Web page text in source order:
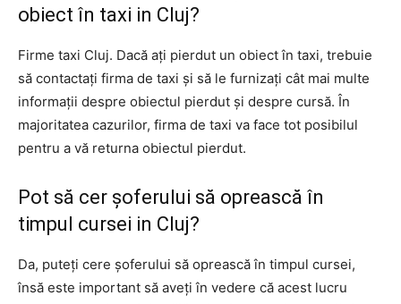
obiect în taxi in Cluj?
Firme taxi Cluj. Dacă ați pierdut un obiect în taxi, trebuie
să contactați firma de taxi și să le furnizați cât mai multe
informații despre obiectul pierdut și despre cursă. În
majoritatea cazurilor, firma de taxi va face tot posibilul
pentru a vă returna obiectul pierdut.
Pot să cer șoferului să oprească în
timpul cursei in Cluj?
Da, puteți cere șoferului să oprească în timpul cursei,
însă este important să aveți în vedere că acest lucru